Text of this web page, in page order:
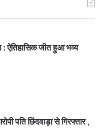
ऐतिहासिक जीत हुआ भव्य
पति छिंदवाड़ा से गिरफ्तार ,